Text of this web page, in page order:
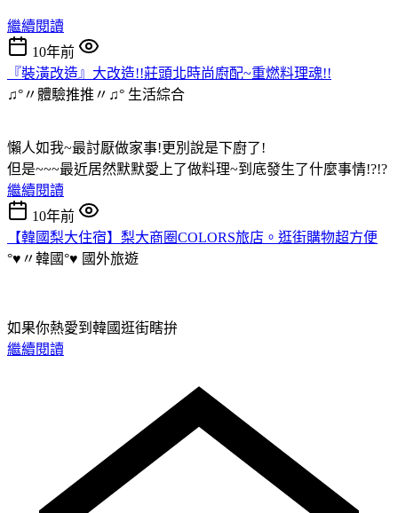
繼續閱讀
10年前
『裝潢改造』大改造!!莊頭北時尚廚配~重燃料理魂!!
♫°〃體驗推推〃♫° 生活綜合
懶人如我~最討厭做家事!更別說是下廚了!
但是~~~最近居然默默愛上了做料理~到底發生了什麼事情!?!?
繼續閱讀
10年前
【韓國梨大住宿】梨大商圈COLORS旅店。逛街購物超方便
°♥〃韓國°♥ 國外旅遊
如果你熱愛到韓國逛街瞎拚
繼續閱讀